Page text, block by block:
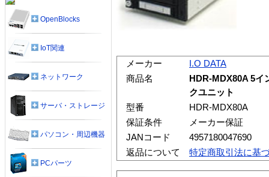
メーカー
I.O DATA
商品名
HDR-MDX80A 5イ
クユニット
型番
HDR-MDX80A
保証条件
メーカー保証
JANコード
4957180047690
返品について
特定商取引法に基
OpenBlocks
IoT関連
ネットワーク
サーバ・ストレージ
パソコン・周辺機器
PCパーツ